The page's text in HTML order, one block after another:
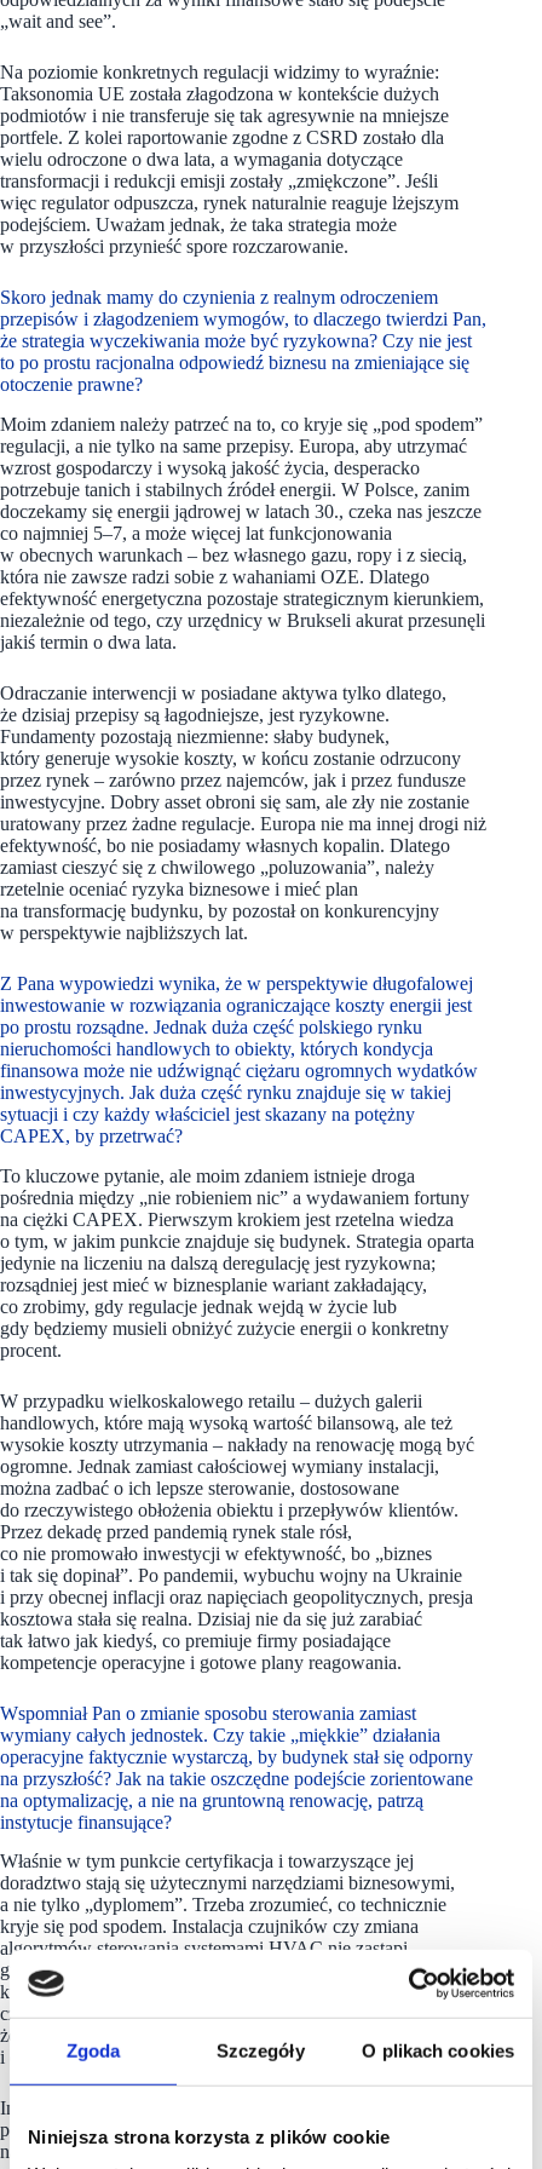
Zgoda Szczegóły O plikach cookies
Niniejsza strona korzysta z plików cookie
„wait and see”.
Na poziomie konkretnych regulacji widzimy to wyraźnie:
Taksonomia UE została złagodzona w kontekście dużych
podmiotów i nie transferuje się tak agresywnie na mniejsze
portfele. Z kolei raportowanie zgodne z CSRD zostało dla
wielu odroczone o dwa lata, a wymagania dotyczące
transformacji i redukcji emisji zostały „zmiękczone”. Jeśli
więc regulator odpuszcza, rynek naturalnie reaguje lżejszym
podejściem. Uważam jednak, że taka strategia może
w przyszłości przynieść spore rozczarowanie.
Skoro jednak mamy do czynienia z realnym odroczeniem
przepisów i złagodzeniem wymogów, to dlaczego twierdzi Pan,
że strategia wyczekiwania może być ryzykowna? Czy nie jest
to po prostu racjonalna odpowiedź biznesu na zmieniające się
otoczenie prawne?
Moim zdaniem należy patrzeć na to, co kryje się „pod spodem”
regulacji, a nie tylko na same przepisy. Europa, aby utrzymać
wzrost gospodarczy i wysoką jakość życia, desperacko
potrzebuje tanich i stabilnych źródeł energii. W Polsce, zanim
doczekamy się energii jądrowej w latach 30., czeka nas jeszcze
co najmniej 5–7, a może więcej lat funkcjonowania
w obecnych warunkach – bez własnego gazu, ropy i z siecią,
która nie zawsze radzi sobie z wahaniami OZE. Dlatego
efektywność energetyczna pozostaje strategicznym kierunkiem,
niezależnie od tego, czy urzędnicy w Brukseli akurat przesunęli
jakiś termin o dwa lata.
Odraczanie interwencji w posiadane aktywa tylko dlatego,
że dzisiaj przepisy są łagodniejsze, jest ryzykowne.
Fundamenty pozostają niezmienne: słaby budynek,
który generuje wysokie koszty, w końcu zostanie odrzucony
przez rynek – zarówno przez najemców, jak i przez fundusze
inwestycyjne. Dobry asset obroni się sam, ale zły nie zostanie
uratowany przez żadne regulacje. Europa nie ma innej drogi niż
efektywność, bo nie posiadamy własnych kopalin. Dlatego
zamiast cieszyć się z chwilowego „poluzowania”, należy
rzetelnie oceniać ryzyka biznesowe i mieć plan
na transformację budynku, by pozostał on konkurencyjny
w perspektywie najbliższych lat.
Z Pana wypowiedzi wynika, że w perspektywie długofalowej
inwestowanie w rozwiązania ograniczające koszty energii jest
po prostu rozsądne. Jednak duża część polskiego rynku
nieruchomości handlowych to obiekty, których kondycja
finansowa może nie udźwignąć ciężaru ogromnych wydatków
inwestycyjnych. Jak duża część rynku znajduje się w takiej
sytuacji i czy każdy właściciel jest skazany na potężny
CAPEX, by przetrwać?
To kluczowe pytanie, ale moim zdaniem istnieje droga
pośrednia między „nie robieniem nic” a wydawaniem fortuny
na ciężki CAPEX. Pierwszym krokiem jest rzetelna wiedza
o tym, w jakim punkcie znajduje się budynek. Strategia oparta
jedynie na liczeniu na dalszą deregulację jest ryzykowna;
rozsądniej jest mieć w biznesplanie wariant zakładający,
co zrobimy, gdy regulacje jednak wejdą w życie lub
gdy będziemy musieli obniżyć zużycie energii o konkretny
procent.
W przypadku wielkoskalowego retailu – dużych galerii
handlowych, które mają wysoką wartość bilansową, ale też
wysokie koszty utrzymania – nakłady na renowację mogą być
ogromne. Jednak zamiast całościowej wymiany instalacji,
można zadbać o ich lepsze sterowanie, dostosowane
do rzeczywistego obłożenia obiektu i przepływów klientów.
Przez dekadę przed pandemią rynek stale rósł,
co nie promowało inwestycji w efektywność, bo „biznes
i tak się dopinał”. Po pandemii, wybuchu wojny na Ukrainie
i przy obecnej inflacji oraz napięciach geopolitycznych, presja
kosztowa stała się realna. Dzisiaj nie da się już zarabiać
tak łatwo jak kiedyś, co premiuje firmy posiadające
kompetencje operacyjne i gotowe plany reagowania.
Wspomniał Pan o zmianie sposobu sterowania zamiast
wymiany całych jednostek. Czy takie „miękkie” działania
operacyjne faktycznie wystarczą, by budynek stał się odporny
na przyszłość? Jak na takie oszczędne podejście zorientowane
na optymalizację, a nie na gruntowną renowację, patrzą
instytucje finansujące?
Właśnie w tym punkcie certyfikacja i towarzyszące jej
doradztwo stają się użytecznymi narzędziami biznesowymi,
a nie tylko „dyplomem”. Trzeba zrozumieć, co technicznie
kryje się pod spodem. Instalacja czujników czy zmiana
algorytmów sterowania systemami HVAC nie zastąpi
gruntownej modernizacji, ale jest realnym krokiem,
który pozytywnie przekłada się na wynik finansowy. Dla banku
czy funduszu takie pragmatyczne podejście jest sygnałem,
że właściciel zarządza obiektem w sposób świadomy
i odpowiedzialny.
Instytucje finansujące doceniają optymalizację operacyjną,
ponieważ pokazuje ona, że potrafimy wykorzystać dostępne
narzędzia – w tym proces certyfikacji – do realnej poprawy